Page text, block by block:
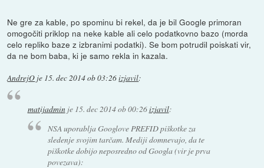
Ne gre za kable, po spominu bi rekel, da je bil Google primoran
omogočiti priklop na neke kable ali celo podatkovno bazo (morda
celo repliko baze z izbranimi podatki). Se bom potrudil poiskati vir,
da ne bom baba, ki je samo rekla in kazala.
AndrejO je 15. dec 2014 ob 03:26izjavil:
matijadminje 15. dec 2014 ob 00:26izjavil:
NSA uporablja Googlove PREFID piškotke za
sledenje svojim tarčam. Mediji domnevajo, da te
piškotke dobijo neposredno od Googla (vir je prva
povezava):